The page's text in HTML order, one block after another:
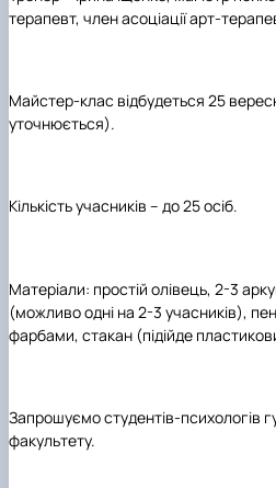
терапевт, член асоціації арт-
Майстер-клас відбудеться 25
уточнюється).
Кількість учасників – до 25 осіб.
Матеріали: простій олівець, 2-3
(можливо одні на 2-3 учасників),
фарбами, стакан (підійде
Запрошуємо студентів-психологів
факультету.